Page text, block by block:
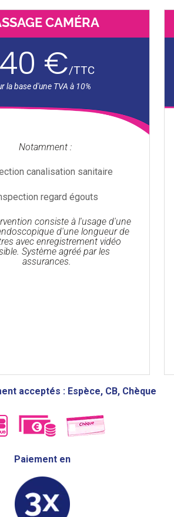
CAMÉRA
€/TTC
Notamment :
canalisation sanitaire
regard égouts
consiste à l'usage d'une
d'une longueur de
avec enregistrement vidéo
Système agréé par les
assurances.
acceptés : Espèce, CB, Chèque
Paiement en